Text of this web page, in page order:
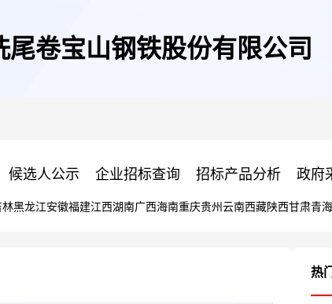
尾卷宝山钢铁股份有限公司
候选人公示 企业招标查询 招标产品分析 政府
林黑龙江安徽福建江西湖南广西海南重庆贵州 云南西藏陕西甘肃青海
热